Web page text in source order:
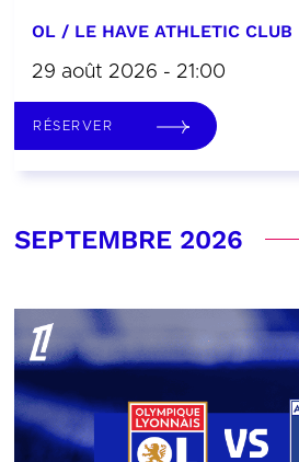
OL / LE HAVE ATHLETIC CLUB
29 août 2026 - 21:00
RÉSERVER
SEPTEMBRE 2026